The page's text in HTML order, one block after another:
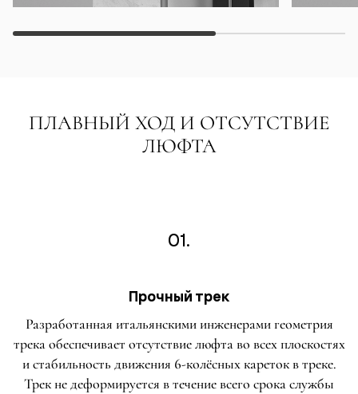
ПЛАВНЫЙ ХОД И ОТСУТСТВИЕ
ЛЮФТА
01.
Прочный трек
Разработанная итальянскими инженерами геометрия
трека обеспечивает отсутствие люфта во всех плоскостях
и стабильность движения 6-колёсных кареток в треке.
Трек не деформируется в течение всего срока службы